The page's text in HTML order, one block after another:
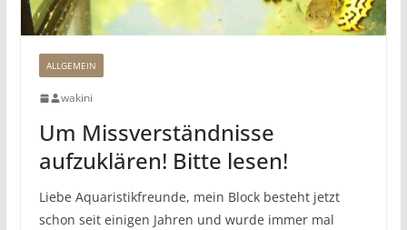
ALLGEMEIN
wakini
Um Missverständnisse
aufzuklären! Bitte lesen!
Liebe Aquaristikfreunde, mein Block besteht jetzt
schon seit einigen Jahren und wurde immer mal